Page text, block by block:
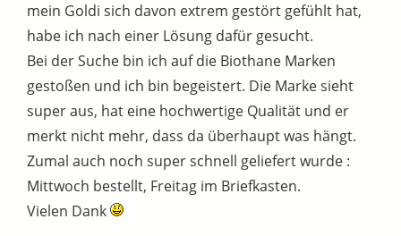
mein Goldi sich davon extrem gestört gefühlt hat,
habe ich nach einer Lösung dafür gesucht.
Bei der Suche bin ich auf die Biothane Marken
gestoßen und ich bin begeistert. Die Marke sieht
super aus, hat eine hochwertige Qualität und er
merkt nicht mehr, dass da überhaupt was hängt.
Zumal auch noch super schnell geliefert wurde :
Mittwoch bestellt, Freitag im Briefkasten.
Vielen Dank